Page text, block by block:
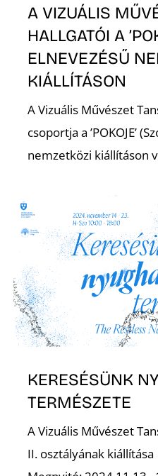
A VIZUÁLIS
HALLGATÓI A
ELNEVEZÉSŰ
KIÁLLÍTÁSON
A Vizuális Művészet
csoportja a ’POKOJE’
nemzetközi kiállításon
KERESÉSÜNK
TERMÉSZETE
A Vizuális Művészet
II. osztályának kiállítása